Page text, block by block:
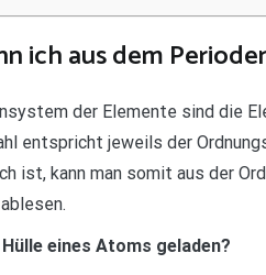
ich aus dem
der Elemente sind die
entspricht jeweils der
ist, kann man somit aus der
eines Atoms geladen?